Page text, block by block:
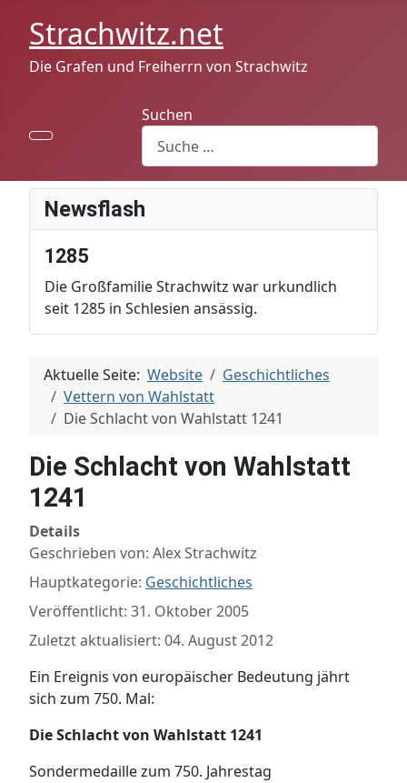
Strachwitz.net
Die Grafen und Freiherrn von Strachwitz
Suchen
Newsflash
1285
Die Großfamilie Strachwitz war urkundlich
seit 1285 in Schlesien ansässig.
Aktuelle Seite: Website
Geschichtliches
Vettern von Wahlstatt
Die Schlacht von Wahlstatt 1241
Die Schlacht von Wahlstatt
1241
Details
Geschrieben von: Alex Strachwitz
Hauptkategorie: Geschichtliches
Veröffentlicht: 31. Oktober 2005
Zuletzt aktualisiert: 04. August 2012
Ein Ereignis von europäischer Bedeutung jährt
sich zum 750. Mal:
Die Schlacht von Wahlstatt 1241
Sondermedaille zum 750. Jahrestag